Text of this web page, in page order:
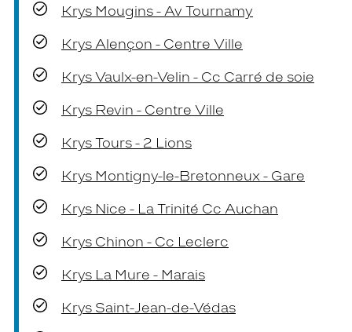
Krys Mougins - Av Tournamy
Krys Alençon - Centre Ville
Krys Vaulx-en-Velin - Cc Carré de soie
Krys Revin - Centre Ville
Krys Tours - 2 Lions
Krys Montigny-le-Bretonneux - Gare
Krys Nice - La Trinité Cc Auchan
Krys Chinon - Cc Leclerc
Krys La Mure - Marais
Krys Saint-Jean-de-Védas